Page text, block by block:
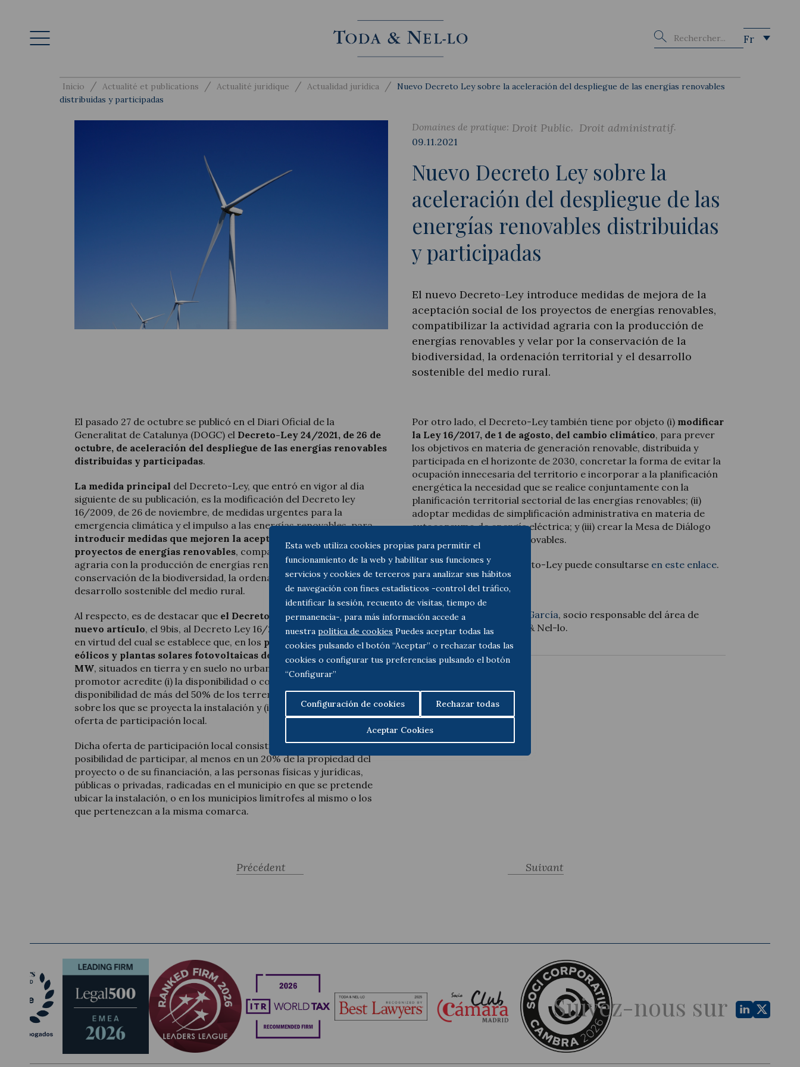
Esta web utiliza cookies propias para permitir el
funcionamiento de la web y habilitar sus funciones y
servicios y cookies de terceros para analizar sus hábitos
de navegación con fines estadísticos -control del tráfico,
identificar la sesión, recuento de visitas, tiempo de
permanencia-, para más información accede a
nuestra politica de cookies Puedes aceptar todas las
cookies pulsando el botón “Aceptar” o rechazar todas las
cookies o configurar tus preferencias pulsando el botón
“Configurar”
Configuración de cookies Rechazar todas
Aceptar Cookies
Actualité juridique
Nouvelles et articles
Buscar Fr
Inicio / Actualité et publications / Actualité juridique / Actualidad jurídica /
Nuevo Decreto Ley sobre la aceleración del despliegue de las energías renovables
distribuidas y participadas
Domaines de pratique: Droit Public Droit administratif
09.11.2021
Nuevo Decreto Ley sobre la
aceleración del despliegue de las
energías renovables distribuidas
y participadas
El nuevo Decreto-Ley introduce medidas de mejora de la
aceptación social de los proyectos de energías renovables,
compatibilizar la actividad agraria con la producción de
energías renovables y velar por la conservación de la
biodiversidad, la ordenación territorial y el desarrollo
sostenible del medio rural.
El pasado 27 de octubre se publicó en el Diari Oficial de la
Generalitat de Catalunya (DOGC) el Decreto-Ley 24/2021, de 26 de
octubre, de aceleración del despliegue de las energías renovables
distribuidas y participadas.
La medida principal del Decreto-Ley, que entró en vigor al día
siguiente de su publicación, es la modificación del Decreto ley
16/2009, de 26 de noviembre, de medidas urgentes para la
emergencia climática y el impulso a las energías renovables, para
introducir medidas que mejoren la aceptación social de los
proyectos de energías renovables, compatibilizar la actividad
agraria con la producción de energías renovables y velar por la
conservación de la biodiversidad, la ordenación territorial y el
desarrollo sostenible del medio rural.
Al respecto, es de destacar que el Decreto-Ley introduce un
nuevo artículo, el 9bis, al Decreto Ley 16/2019, de 26 de noviembre,
en virtud del cual se establece que, en los proyectos de parques
eólicos y plantas solares fotovoltaicas de potencia superior a 5
MW, situados en tierra y en suelo no urbanizable, se requiere que el
promotor acredite (i) la disponibilidad o compromiso de
disponibilidad de más del 50% de los terrenos agrícolas privados
sobre los que se proyecta la instalación y (ii) haber presentado una
oferta de participación local.
Dicha oferta de participación local consistirá en ofrecer la
posibilidad de participar, al menos en un 20% de la propiedad del
proyecto o de su financiación, a las personas físicas y jurídicas,
públicas o privadas, radicadas en el municipio en que se pretende
ubicar la instalación, o en los municipios limítrofes al mismo o los
que pertenezcan a la misma comarca.
Por otro lado, el Decreto-Ley también tiene por objeto (i) modificar
la Ley 16/2017, de 1 de agosto, del cambio climático, para prever
los objetivos en materia de generación renovable, distribuida y
participada en el horizonte de 2030, concretar la forma de evitar la
ocupación innecesaria del territorio e incorporar a la planificación
energética la necesidad que se realice conjuntamente con la
planificación territorial sectorial de las energías renovables; (ii)
adoptar medidas de simplificación administrativa en materia de
autoconsumo de energía eléctrica; y (iii) crear la Mesa de Diálogo
Social de las Energías Renovables.
El texto íntegro del Decreto-Ley puede consultarse en este enlace.
Más información Javier García, socio responsable del área de
Derecho Público de Toda & Nel-lo.
Suivant
Précédent
Suivez-nous sur